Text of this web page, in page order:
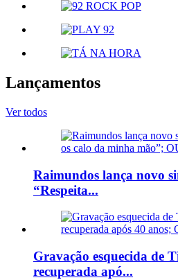
Lançamentos
Ver todos
Raimundos lança novo
“Respeita...
Gravação esquecida de
recuperada apó...